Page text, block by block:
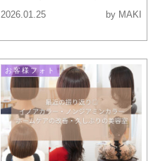
2026.01.25 by MAKI
お客様フォト